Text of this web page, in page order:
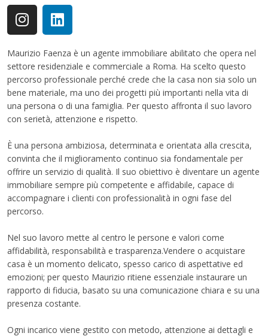
I
n
s
t
a
g
r
a
L
i
n
k
e
d
i
n
Maurizio Faenza è un agente immobiliare abilitato che opera nel
settore residenziale e commerciale a Roma. Ha scelto questo
percorso professionale perché crede che la casa non sia solo un
bene materiale, ma uno dei progetti più importanti nella vita di
una persona o di una famiglia. Per questo affronta il suo lavoro
con serietà, attenzione e rispetto.
È una persona ambiziosa, determinata e orientata alla crescita,
convinta che il miglioramento continuo sia fondamentale per
offrire un servizio di qualità. Il suo obiettivo è diventare un agente
immobiliare sempre più competente e affidabile, capace di
accompagnare i clienti con professionalità in ogni fase del
percorso.
Nel suo lavoro mette al centro le persone e valori come
affidabilità, responsabilità e trasparenza.Vendere o acquistare
casa è un momento delicato, spesso carico di aspettative ed
emozioni; per questo Maurizio ritiene essenziale instaurare un
rapporto di fiducia, basato su una comunicazione chiara e su una
presenza costante.
Ogni incarico viene gestito con metodo, attenzione ai dettagli e